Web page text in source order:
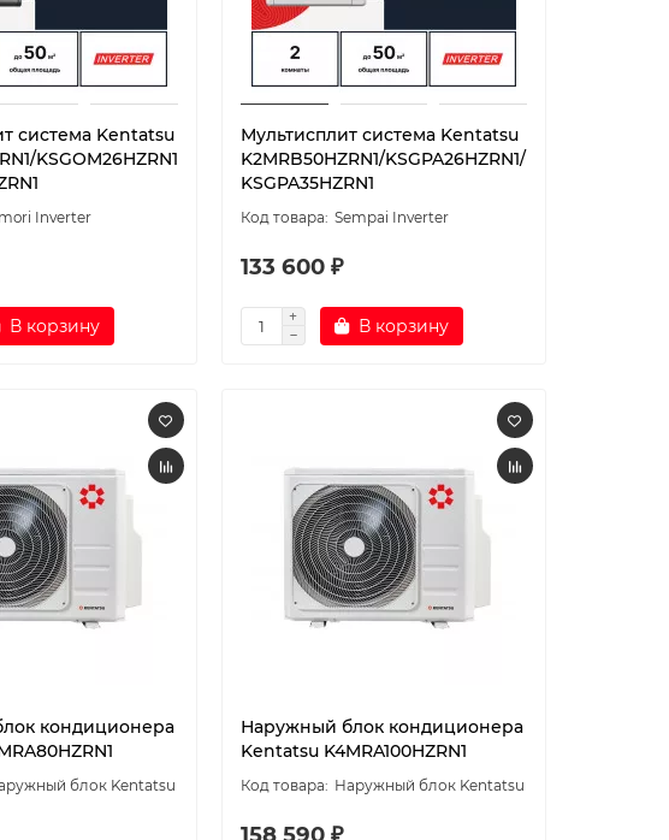
система Kentatsu
KSGOM26HZRN1
Inverter
В корзину
Мультисплит система Kentatsu
K2MRB50HZRN1/KSGPA26HZRN1/
KSGPA35HZRN1
Sempai Inverter
133 600 ₽
В корзину
кондиционера
блок Kentatsu
Наружный блок кондиционера
Kentatsu K4MRA100HZRN1
Наружный блок Kentatsu